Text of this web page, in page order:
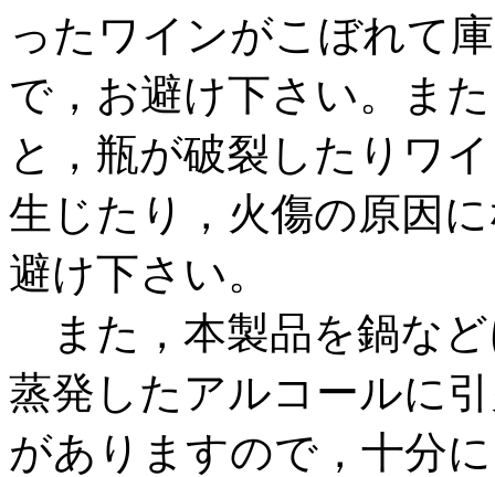
ったワインがこぼれて
で，お避け下さい。ま
と，瓶が破裂したりワ
生じたり，火傷の原因
避け下さい。
また，本製品を鍋な
蒸発したアルコールに
がありますので，十分